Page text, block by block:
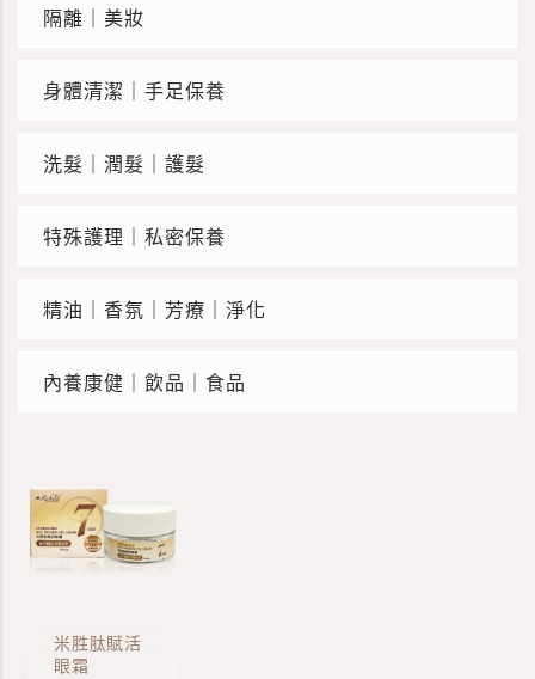
隔離｜美妝
身體清潔｜手足保養
洗髮｜潤髮｜護髮
特殊護理｜私密保養
精油｜香氛｜芳療｜淨化
內養康健｜飲品｜食品
米胜肽賦活
眼霜